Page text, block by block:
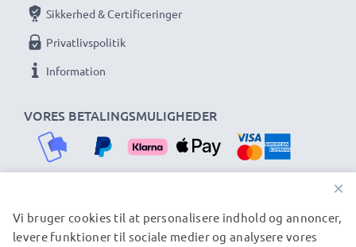
VORES BETALINGSMULIGHEDER
Sikkerhed & Certificeringer
Privatlivspolitik
Information
VORES FORSENDELSESPARTNERE
×
Vi bruger cookies til at personalisere indhold og annoncer,
levere funktioner til sociale medier og analysere vores